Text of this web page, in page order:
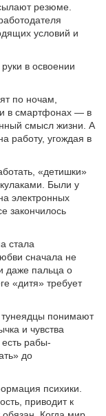
резюме.
условий и
в освоении
по ночам,
в смартфонах — в
смысл жизни. А
работу, угождая в
«детишки»
Были у
электронных
закончилось
стала
сначала не
даже пальца о
«дитя» требует
тунеядцы понимают
и чувства
рабы-
до
психики.
приводит к